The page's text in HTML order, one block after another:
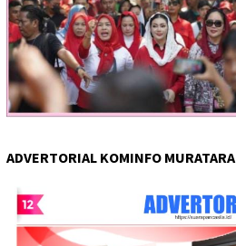
ADVERTORIAL KOMINFO MURATARA